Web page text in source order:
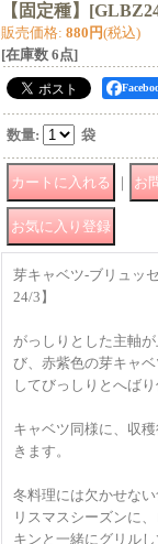
【固定種】 [
販売価格: 880円(税込)
[在庫数 6点]
数量: 袋
｜
芽キャベツ-ブリュッ
24/3】
がっしりとした主軸
び、赤紫色の芽キャ
してびっしりとへばり
キャベツ同様に、収
きます。
冬料理には欠かせな
リスマスシーズンに
キンと一緒にグリル